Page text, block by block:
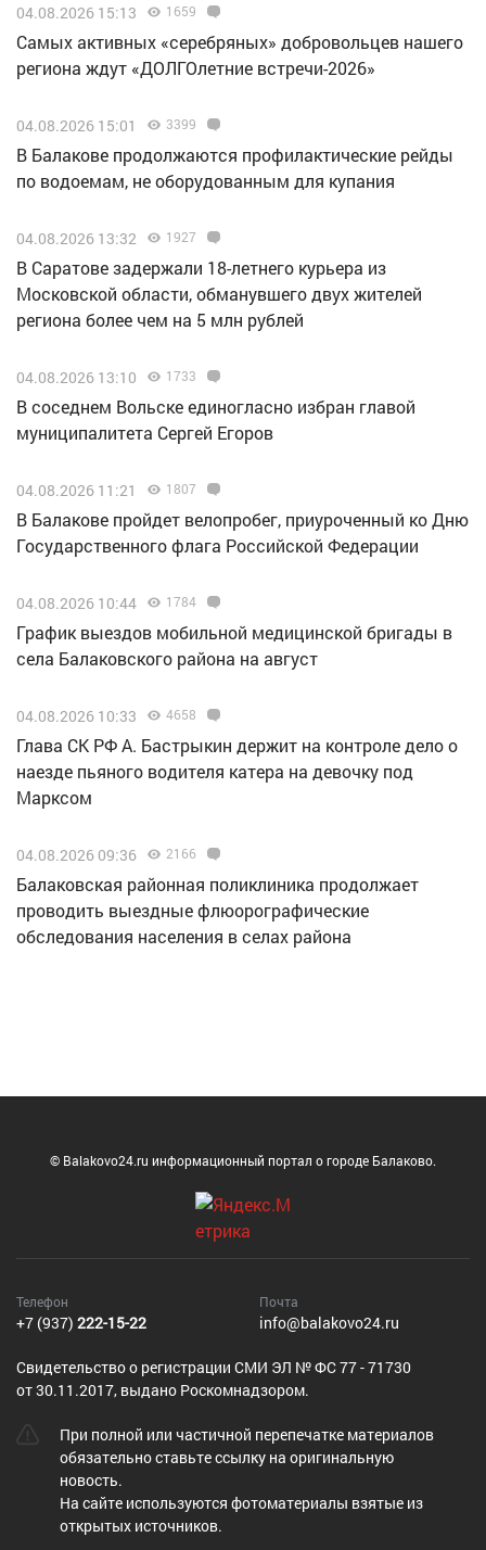
04.08.2026 15:13 1659
Самых активных «серебряных» добровольцев нашего
региона ждут «ДОЛГОлетние встречи-2026»
04.08.2026 15:01 3399
В Балакове продолжаются профилактические рейды
по водоемам, не оборудованным для купания
04.08.2026 13:32 1927
В Саратове задержали 18-летнего курьера из
Московской области, обманувшего двух жителей
региона более чем на 5 млн рублей
04.08.2026 13:10 1733
В соседнем Вольске единогласно избран главой
муниципалитета Сергей Егоров
04.08.2026 11:21 1807
В Балакове пройдет велопробег, приуроченный ко Дню
Государственного флага Российской Федерации
04.08.2026 10:44 1784
График выездов мобильной медицинской бригады в
села Балаковского района на август
04.08.2026 10:33 4658
Глава СК РФ А. Бастрыкин держит на контроле дело о
наезде пьяного водителя катера на девочку под
Марксом
04.08.2026 09:36 2166
Балаковская районная поликлиника продолжает
проводить выездные флюорографические
обследования населения в селах района
© Balakovo24.ru информационный портал о городе Балаково.
Телефон
+7 (937) 222-15-22
Почта
info@balakovo24.ru
Cвидетельство о регистрации СМИ ЭЛ № ФС 77 - 71730
от 30.11.2017, выдано Роскомнадзором.
При полной или частичной перепечатке материалов
обязательно ставьте ссылку на оригинальную
новость.
На сайте используются фотоматериалы взятые из
открытых источников.